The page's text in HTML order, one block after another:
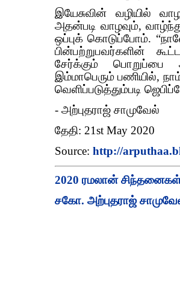
இயேசுவின் வழியில்
அதன்படி வாழவும்,
ஒப்புக் கொடுப்போம்.
பின்பற்றுபவர்களின்
சேர்க்கும் பொறுப்பை
இம்மாபெரும் பணியில்,
வெளிப்படுத்தும்படி
- அற்புதராஜ் சாமுவேல்
தேதி: 21st May 2020
Source: http://
2020 ரமலான்
சகோ. அற்புதராஜ்